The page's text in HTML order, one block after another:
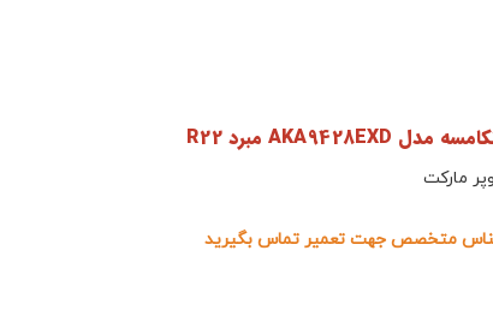
مارکت
متخصص جهت تعمیر تماس بگیرید